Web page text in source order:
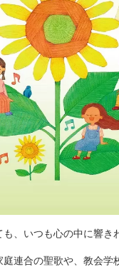
、いつも心の中に響き
連合の聖歌や、教会